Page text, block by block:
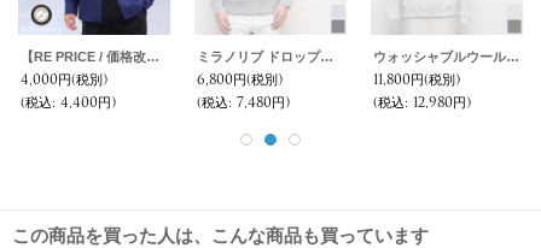
ヘビーチノワイド2タックアンクルパンツ【MADE IN JAPAN】『日本製』【送料無料】/ Upscape Audience
11,800円(税別)
(税込: 12,980円)
ミラノリブ2ボタンテーラードジャケット【MADE IN JAPAN】『日本製』 / Upscape Audience
12,800円(税別)
(税込: 14,080円)
【RE PRICE / 価格改定】馬布エンジニア3ボタンチェスターコート【MADE IN JAPAN】『日本製』/ Upscape Audience
7,800円(税別)
(税込: 8,580円)
この商品を買った人は、こんな商品も買っています